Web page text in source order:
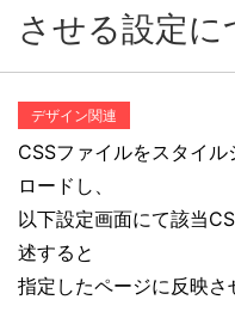
させる設定に
デザイン関連
CSSファイルをスタイ
ロードし、
以下設定画面にて該当
述すると
指定したページに反映さ